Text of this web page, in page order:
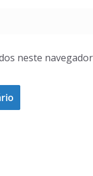
neste